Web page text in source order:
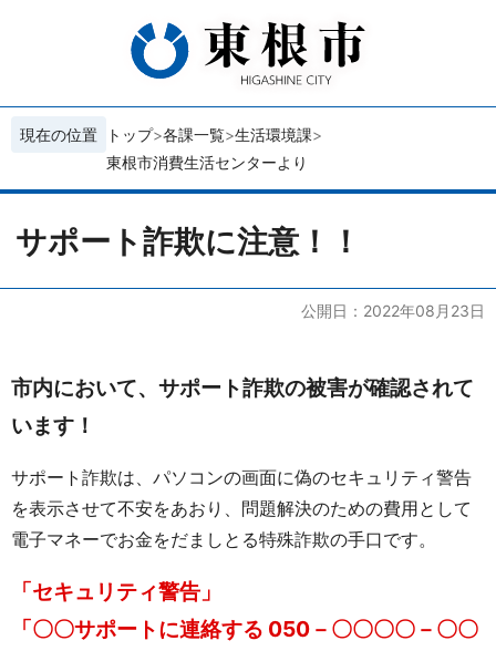
現在の位置 トップ 各課一覧 生活環境課
東根市消費生活センターより
サポート詐欺に注意！！
公開日：2022年08月23日
市内において、サポート詐欺の被害が確認されて
います！
サポート詐欺は、パソコンの画面に偽のセキュリティ警告
を表示させて不安をあおり、問題解決のための費用として
電子マネーでお金をだましとる特殊詐欺の手口です。
「セキュリティ警告」
「〇〇サポートに連絡する 050－〇〇〇〇－〇〇